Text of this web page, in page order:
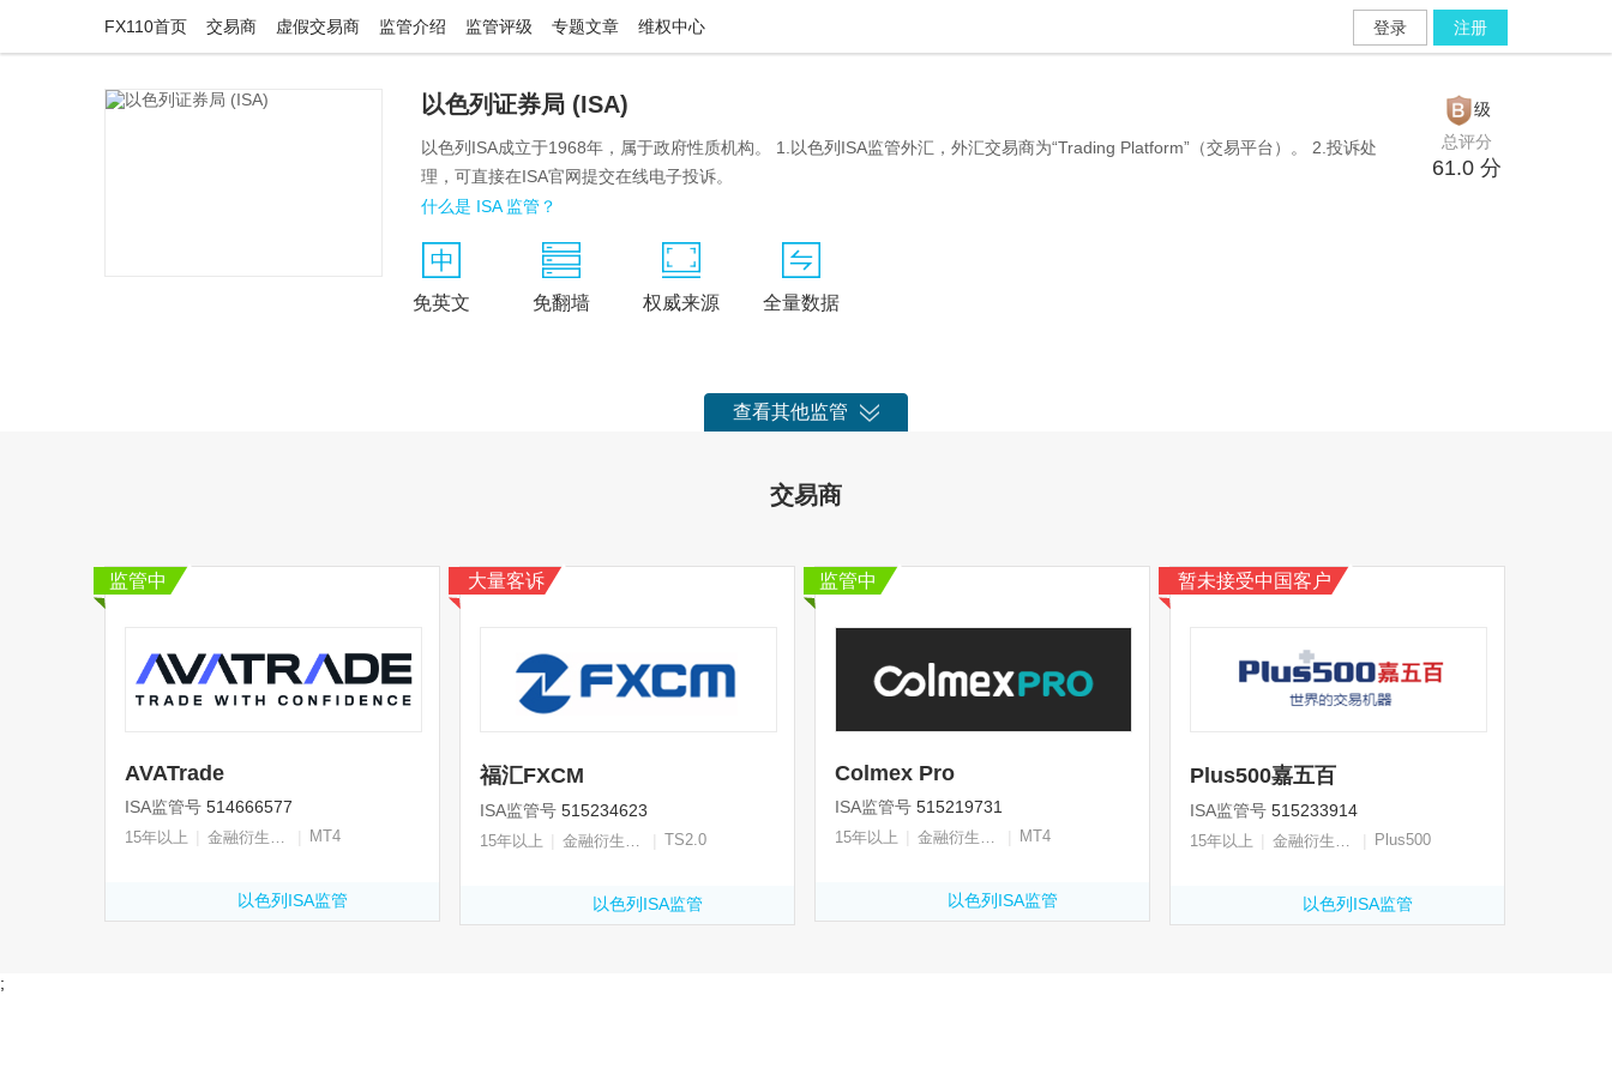
FX110首页 交易商 虚假交易商 监管介绍 监管评级 专题文章 维权中心 登录 注册
以色列证券局 (ISA)
以色列ISA成立于1968年，属于政府性质机构。 1.以色列ISA监管外汇，外汇交易商为“Trading Platform”（交易平台）。 2.投诉处
理，可直接在ISA官网提交在线电子投诉。
什么是 ISA 监管？
免英文 免翻墙 权威来源 全量数据
级
总评分
61.0 分
查看其他监管
交易商
监管中
AVATrade
ISA监管号 514666577
15年以上 金融衍生品牌照 MT4
以色列ISA监管
大量客诉
福汇FXCM
ISA监管号 515234623
15年以上 金融衍生品牌照 TS2.0
以色列ISA监管
监管中
Colmex Pro
ISA监管号 515219731
15年以上 金融衍生品牌照 MT4
以色列ISA监管
暂未接受中国客户
Plus500嘉五百
ISA监管号 515233914
15年以上 金融衍生品牌照 Plus500
以色列ISA监管
;